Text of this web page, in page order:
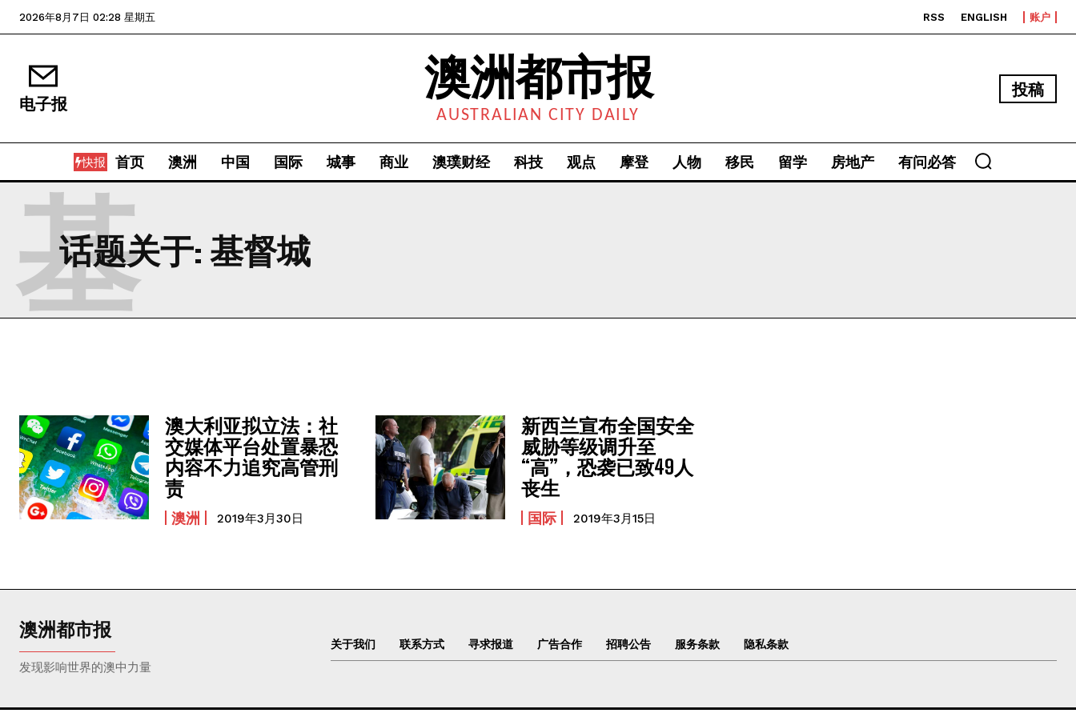
2026年8月7日 02:28 星期五 RSS ENGLISH 账户
电子报 澳洲都市报
AUSTRALIAN CITY DAILY
投稿
快报 首页 澳洲 中国 国际 城事 商业 澳璞财经 科技 观点 摩登 人物 移民 留学 房地产 有问必答
话题关于: 基督城
基
澳大利亚拟立法：社
交媒体平台处置暴恐
内容不力追究高管刑
责
澳洲 2019年3月30日
新西兰宣布全国安全
威胁等级调升至
“高”，恐袭已致49人
丧生
国际 2019年3月15日
澳洲都市报
发现影响世界的澳中力量
关于我们 联系方式 寻求报道 广告合作 招聘公告 服务条款 隐私条款